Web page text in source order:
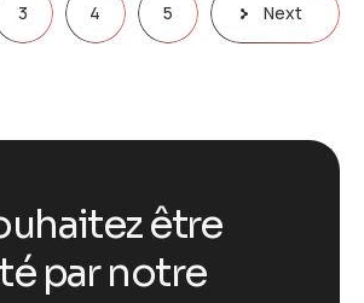
3 4 5 Next
uhaitezêtre
é par notre